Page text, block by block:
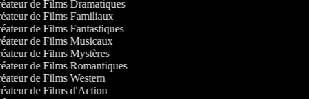
de Films Dramatiques
de Films Familiaux
de Films Fantastiques
de Films Musicaux
de Films Mystères
de Films Romantiques
de Films Western
de Films d'Action